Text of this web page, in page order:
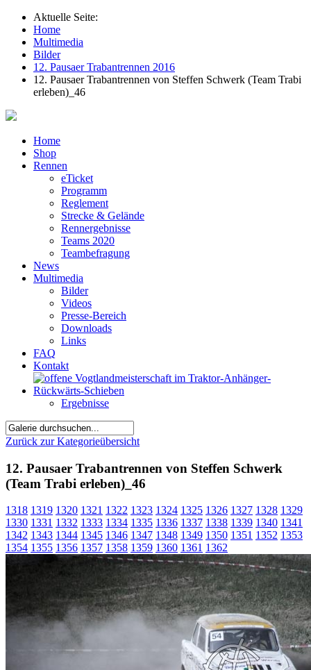
Aktuelle Seite:
Home
Multimedia
Bilder
12. Pausaer Trabantrennen 2016
12. Pausaer Trabantrennen von Steffen Schwerk (Team Trabi
erleben)_46
Home
Shop
Rennen
eTicket
Programm
Reglement
Strecke & Gelände
Rennergebnisse
Teams 2020
Teambefragung
News
Multimedia
Bilder
Videos
Presse-Bereich
Downloads
Links
FAQ
Kontakt
Ergebnisse
Zurück zur Kategorieübersicht
12. Pausaer Trabantrennen von Steffen Schwerk
(Team Trabi erleben)_46
1318 1319 1320 1321 1322 1323 1324 1325 1326 1327 1328 1329
1330 1331 1332 1333 1334 1335 1336 1337 1338 1339 1340 1341
1342 1343 1344 1345 1346 1347 1348 1349 1350 1351 1352 1353
1354 1355 1356 1357 1358 1359 1360 1361 1362